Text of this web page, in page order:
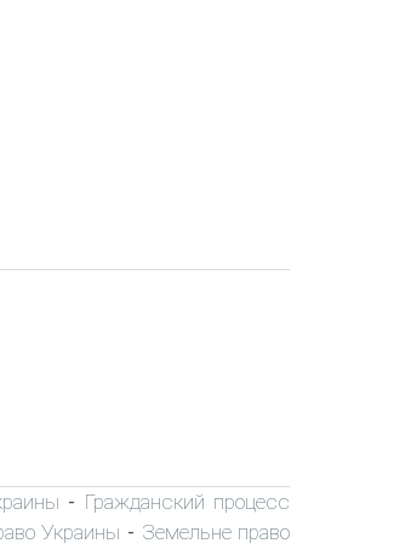
- Гражданский процесс
Украины - Земельне право